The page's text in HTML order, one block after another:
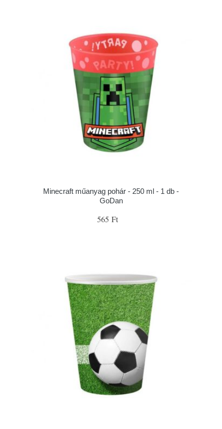
Minecraft műanyag pohár - 250 ml - 1 db -
GoDan
565 Ft